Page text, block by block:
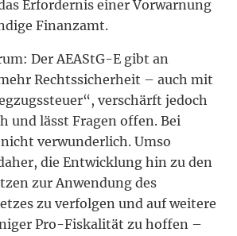
Erfordernis einer Vorwarnung
Finanzamt.
Der AEAStG-E gibt an
Rechtssicherheit – auch mit
verschärft jedoch
und lässt Fragen offen. Bei
verwunderlich. Umso
die Entwicklung hin zu den
zur Anwendung des
zu verfolgen und auf weitere
Pro-Fiskalität zu hoffen –